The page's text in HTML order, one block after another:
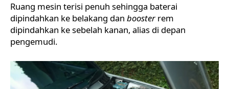
Ruang mesin terisi penuh sehingga baterai
dipindahkan ke belakang dan booster rem
dipindahkan ke sebelah kanan, alias di depan
pengemudi.